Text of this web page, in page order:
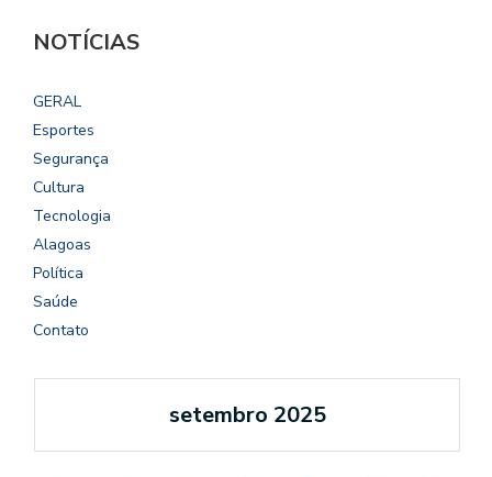
NOTÍCIAS
GERAL
Esportes
Segurança
Cultura
Tecnologia
Alagoas
Política
Saúde
Contato
setembro 2025